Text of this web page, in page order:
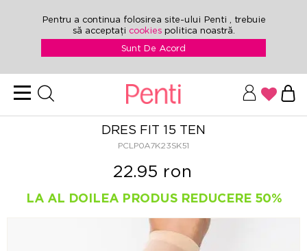
Pentru a continua folosirea site-ului Penti , trebuie
să acceptați cookies politica noastră.
Sunt De Acord
DRES FIT 15 TEN
PCLP0A7K23SK51
22.95 ron
LA AL DOILEA PRODUS REDUCERE 50%